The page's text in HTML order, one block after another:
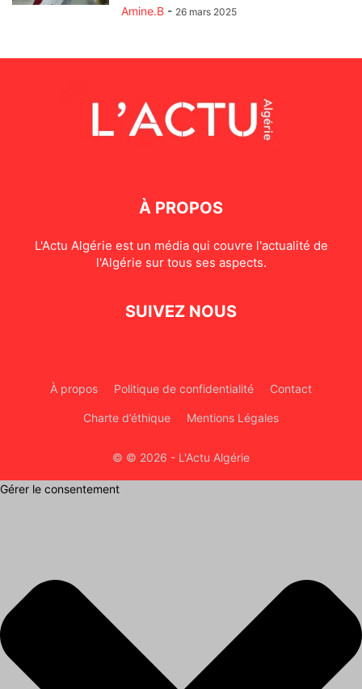
Amine.B - 26 mars 2025
À PROPOS
L'Actu Algérie est un média qui couvre l'actualité de
l'Algérie sur tous ses aspects.
SUIVEZ NOUS
À propos Politique de confidentialité Contact
Charte d’éthique Mentions Légales
© © 2026 - L'Actu Algérie
Gérer le consentement